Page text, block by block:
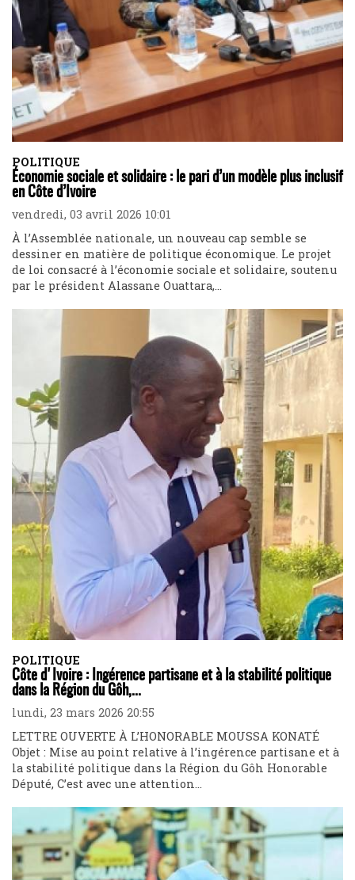
POLITIQUE
Économie sociale et solidaire : le pari d’un modèle plus inclusif
en Côte d’Ivoire
vendredi, 03 avril 2026 10:01
À l’Assemblée nationale, un nouveau cap semble se
dessiner en matière de politique économique. Le projet
de loi consacré à l’économie sociale et solidaire, soutenu
par le président Alassane Ouattara,...
POLITIQUE
Côte d'Ivoire : Ingérence partisane et à la stabilité politique
dans la Région du Gôh,...
lundi, 23 mars 2026 20:55
LETTRE OUVERTE À L’HONORABLE MOUSSA KONATÉ
Objet : Mise au point relative à l’ingérence partisane et à
la stabilité politique dans la Région du Gôh Honorable
Député, C’est avec une attention...